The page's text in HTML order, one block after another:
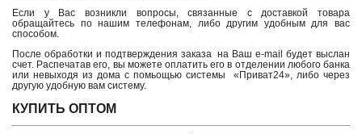
Если у Вас возникли вопросы, связанные с доставкой товара
обращайтесь по нашим телефонам, либо другим удобным для вас
способом.
После обработки и подтверждения заказа на Ваш e-mail будет выслан
счет. Распечатав его, вы можете оплатить его в отделении любого банка
или невыходя из дома с помьощью системы «Приват24», либо через
другую удобную вам систему.
КУПИТЬ ОПТОМ